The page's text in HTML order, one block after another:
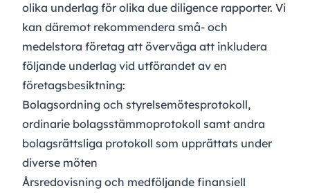
olika underlag för olika due diligence rapporter. Vi
kan däremot rekommendera små- och
medelstora företag att överväga att inkludera
följande underlag vid utförandet av en
företagsbesiktning:
Bolagsordning och styrelsemötesprotokoll,
ordinarie bolagsstämmoprotokoll samt andra
bolagsrättsliga protokoll som upprättats under
diverse möten
Årsredovisning och medföljande finansiell